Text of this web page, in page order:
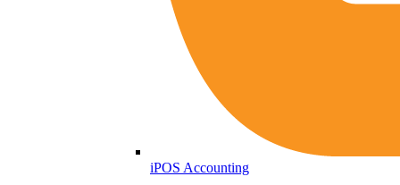
iPOS Accounting